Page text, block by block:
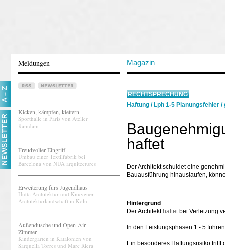
Meldungen Magazin
Kicken, kämpfen, klettern
Sporthalle in Paris von Atelier
Ramdam
Freudvoller Eingriff
Umbau einer Textilfabrik bei
Barcelona von NUA arquitectures
Erweiterung fürs Jugendhaus
Hutta Architektur und Knüvener
Architekturlandschaft in Köln
Außendusche und Open-Air-
Zimmer
Kindergarten in Katalonien von
Sarquella Torres und Marc Riera
RECHTSPRECHUNG
Haftung / Lph 1-5 Planungsfehler /
haftet
Der Architekt schuldet eine
Bauausführung hinauslaufen,
Hintergrund
Der Architekt haftetbei Verletzung
In den Leistungsphasen 1 - 5
Ein besonderes Haftungsrisiko